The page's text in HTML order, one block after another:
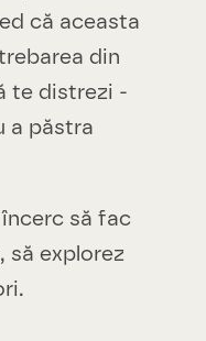
că aceasta
din
te distrezi -
a păstra
să fac
să explorez